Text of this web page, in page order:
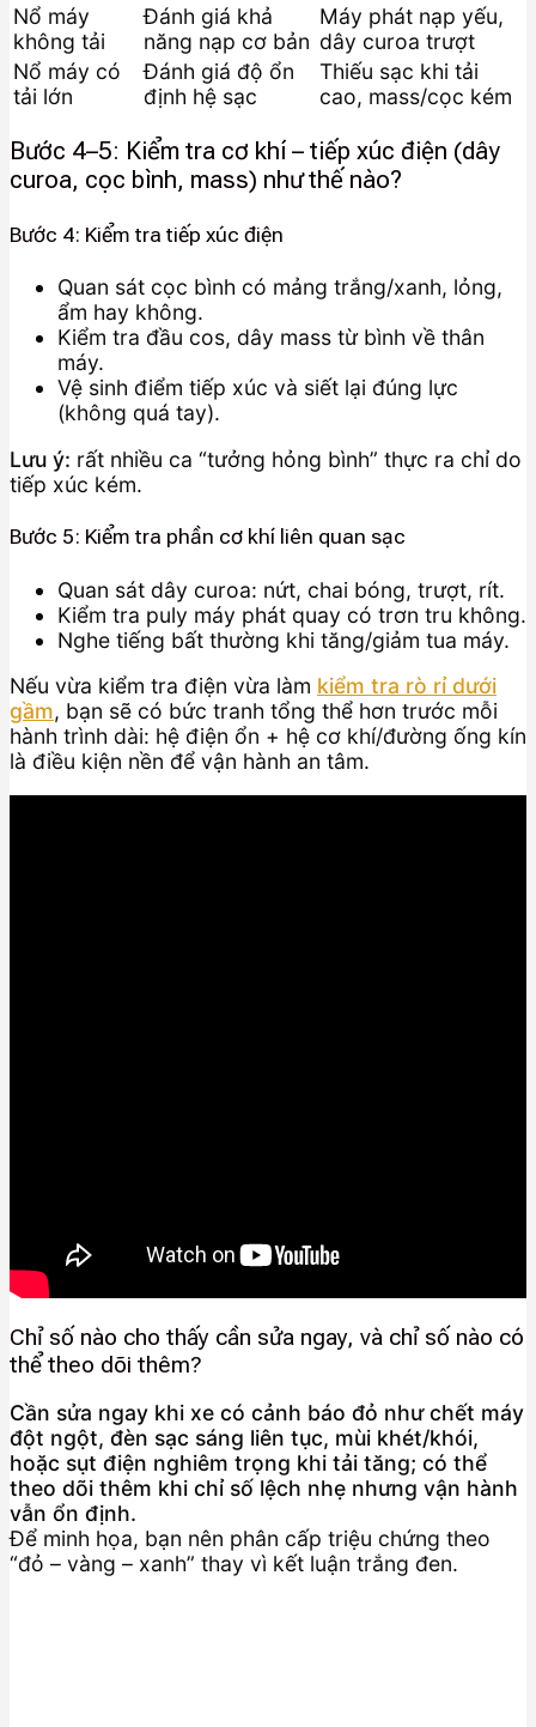
Nổ máy
không tải
Đánh giá khả
năng nạp cơ bản
Máy phát nạp yếu,
dây curoa trượt
Nổ máy có
tải lớn
Đánh giá độ ổn
định hệ sạc
Thiếu sạc khi tải
cao, mass/cọc kém
Bước 4–5: Kiểm tra cơ khí – tiếp xúc điện (dây
curoa, cọc bình, mass) như thế nào?
Bước 4: Kiểm tra tiếp xúc điện
Quan sát cọc bình có mảng trắng/xanh, lỏng,
ẩm hay không.
Kiểm tra đầu cos, dây mass từ bình về thân
máy.
Vệ sinh điểm tiếp xúc và siết lại đúng lực
(không quá tay).
Lưu ý: rất nhiều ca “tưởng hỏng bình” thực ra chỉ do
tiếp xúc kém.
Bước 5: Kiểm tra phần cơ khí liên quan sạc
Quan sát dây curoa: nứt, chai bóng, trượt, rít.
Kiểm tra puly máy phát quay có trơn tru không.
Nghe tiếng bất thường khi tăng/giảm tua máy.
Nếu vừa kiểm tra điện vừa làm kiểm tra rò rỉ dưới
gầm, bạn sẽ có bức tranh tổng thể hơn trước mỗi
hành trình dài: hệ điện ổn + hệ cơ khí/đường ống kín
là điều kiện nền để vận hành an tâm.
Chỉ số nào cho thấy cần sửa ngay, và chỉ số nào có
thể theo dõi thêm?
Cần sửa ngay khi xe có cảnh báo đỏ như chết máy
đột ngột, đèn sạc sáng liên tục, mùi khét/khói,
hoặc sụt điện nghiêm trọng khi tải tăng; có thể
theo dõi thêm khi chỉ số lệch nhẹ nhưng vận hành
vẫn ổn định.
Để minh họa, bạn nên phân cấp triệu chứng theo
“đỏ – vàng – xanh” thay vì kết luận trắng đen.